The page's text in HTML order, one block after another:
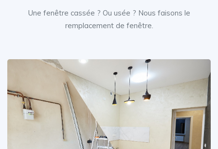
Une fenêtre cassée ? Ou usée ? Nous faisons le
remplacement de fenêtre.